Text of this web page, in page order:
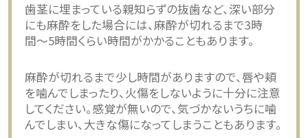
歯茎に埋まっている親知らずの抜歯など、深い部分
にも麻酔をした場合には、麻酔が切れるまで3時
間〜5時間くらい時間がかかることもあります。
麻酔が切れるまで少し時間がありますので、唇や頬
を噛んでしまったり、火傷をしないように十分に注意
してください。感覚が無いので、気づかないうちに噛
んでしまい、大きな傷になってしまうこともあります。